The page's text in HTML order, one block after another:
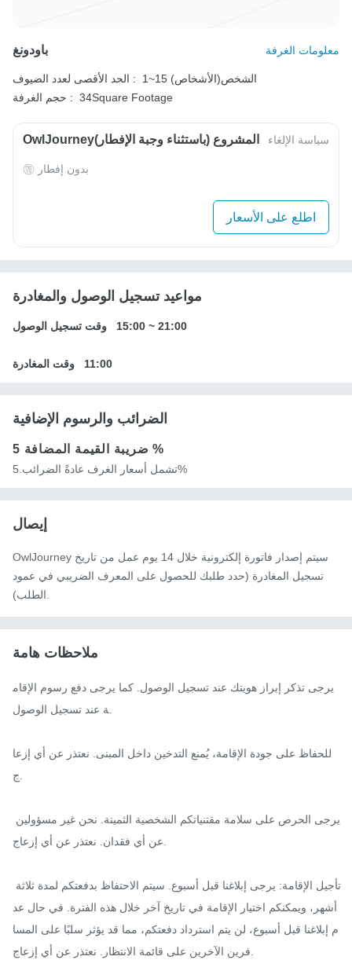
باودونغ معلومات الغرفة
الحد الأقصى لعدد الضيوف :
1~15 الشخص(الأشخاص)
حجم الغرفة : 34Square Footage
OwlJourneyالمشروع (باستثناء وجبة الإفطار) سياسة الإلغاء
بدون إفطار
اطلع على الأسعار
مواعيد تسجيل الوصول والمغادرة
وقت تسجيل الوصول 15:00 ~ 21:00
وقت المغادرة 11:00
الضرائب والرسوم الإضافية
ضريبة القيمة المضافة 5 %
تشمل أسعار الغرف عادةً الضرائب.5%
إيصال
OwlJourney سيتم إصدار فاتورة إلكترونية خلال 14 يوم عمل من تاريخ
تسجيل المغادرة (حدد طلبك للحصول على المعرف الضريبي في عمود
ملاحظات هامة
يرجى تذكر إبراز هويتك عند تسجيل الوصول. كما يرجى دفع رسوم الإقام
ة عند تسجيل الوصول.
للحفاظ على جودة الإقامة، يُمنع التدخين داخل المبنى. نعتذر عن أي إزعا
ج.
عن أي فقدان. نعتذر عن أي إزعاج.
أشهر، ويمكنكم اختيار الإقامة في تاريخ آخر خلال هذه الفترة. في حال عد
م إبلاغنا قبل أسبوع، لن يتم استرداد دفعتكم، مما قد يؤثر سلبًا على المسا
فرين الآخرين على قائمة الانتظار. نعتذر عن أي إزعاج.